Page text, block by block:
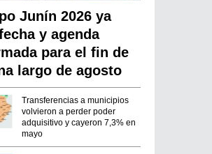
Junín 2026 ya
y agenda
para el fin de
largo de agosto
Transferencias a municipios
volvieron a perder poder
adquisitivo y cayeron 7,3% en
mayo